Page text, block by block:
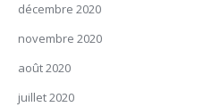
décembre 2020
novembre 2020
août 2020
juillet 2020